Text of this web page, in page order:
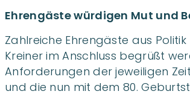
Ehrengäste würdigen Mut und
Zahlreiche Ehrengäste aus
Kreiner im Anschluss begrüßt
Anforderungen der jeweiligen
und die nun mit dem 80.